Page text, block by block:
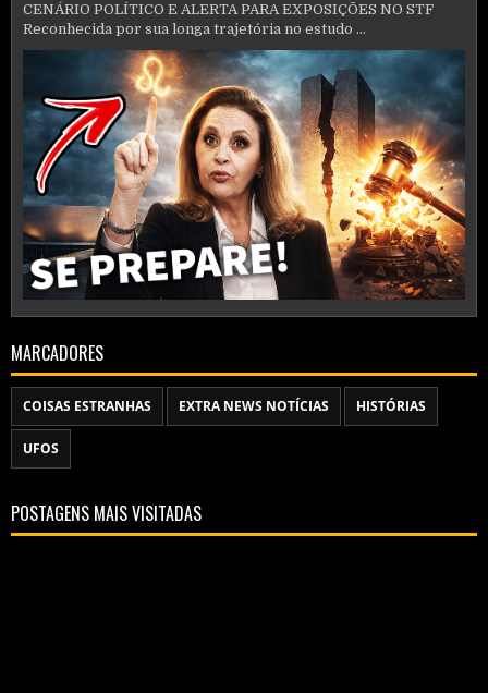
CENÁRIO POLÍTICO E ALERTA PARA EXPOSIÇÕES NO STF
Reconhecida por sua longa trajetória no estudo ...
MARCADORES
COISAS ESTRANHAS EXTRA NEWS NOTÍCIAS HISTÓRIAS
UFOS
POSTAGENS MAIS VISITADAS